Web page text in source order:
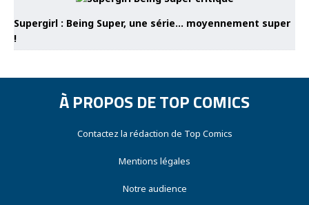
Supergirl : Being Super, une série… moyennement super
!
À PROPOS DE TOP COMICS
Contactez la rédaction de Top Comics
Mentions légales
Notre audience